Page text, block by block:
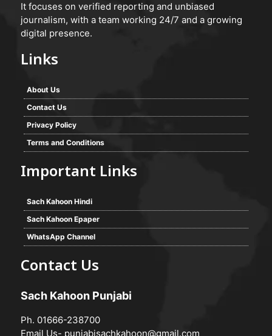
It focuses on verified reporting and unbiased
journalism, with a team working 24/7 and a growing
digital presence.
Links
About Us
Contact Us
Privacy Policy
Terms and Conditions
Important Links
Sach Kahoon Hindi
Sach Kahoon Epaper
WhatsApp Channel
Contact Us
Sach Kahoon Punjabi
Ph. 01666-238700
Email Us- punjabisachkahoon@gmail.com